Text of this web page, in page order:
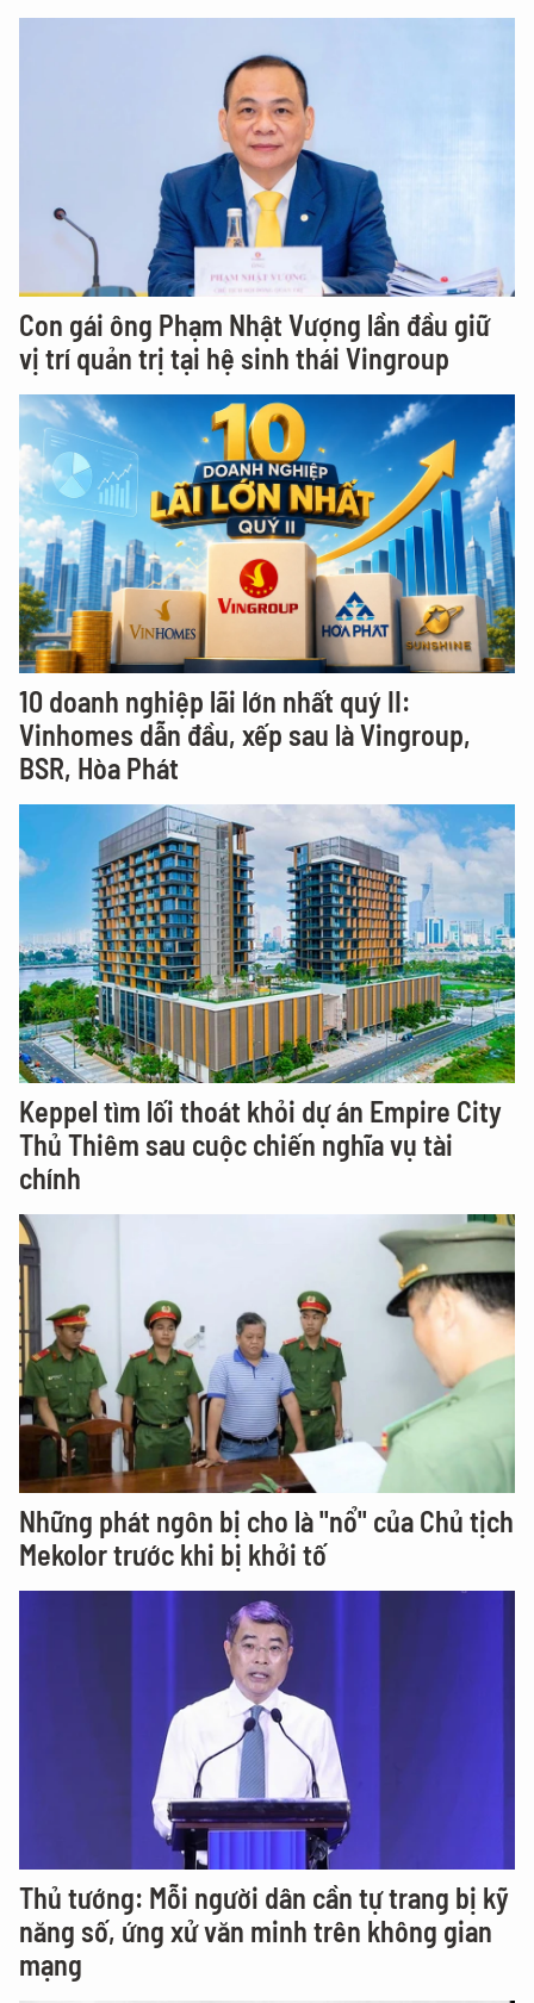
Con gái ông Phạm Nhật Vượng lần đầu giữ
vị trí quản trị tại hệ sinh thái Vingroup
10 doanh nghiệp lãi lớn nhất quý II:
Vinhomes dẫn đầu, xếp sau là Vingroup,
BSR, Hòa Phát
Keppel tìm lối thoát khỏi dự án Empire City
Thủ Thiêm sau cuộc chiến nghĩa vụ tài
chính
Những phát ngôn bị cho là "nổ" của Chủ tịch
Mekolor trước khi bị khởi tố
Thủ tướng: Mỗi người dân cần tự trang bị kỹ
năng số, ứng xử văn minh trên không gian
mạng